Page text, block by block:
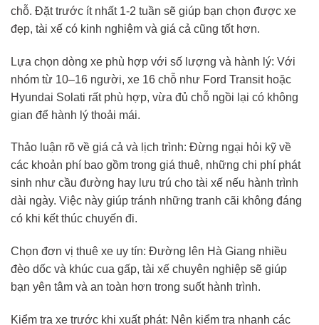
chỗ. Đặt trước ít nhất 1-2 tuần sẽ giúp bạn chọn được xe
đẹp, tài xế có kinh nghiệm và giá cả cũng tốt hơn.
Lựa chọn dòng xe phù hợp với số lượng và hành lý: Với
nhóm từ 10–16 người, xe 16 chỗ như Ford Transit hoặc
Hyundai Solati rất phù hợp, vừa đủ chỗ ngồi lại có không
gian để hành lý thoải mái.
Thảo luận rõ về giá cả và lịch trình: Đừng ngại hỏi kỹ về
các khoản phí bao gồm trong giá thuê, những chi phí phát
sinh như cầu đường hay lưu trú cho tài xế nếu hành trình
dài ngày. Việc này giúp tránh những tranh cãi không đáng
có khi kết thúc chuyến đi.
Chọn đơn vị thuê xe uy tín: Đường lên Hà Giang nhiều
đèo dốc và khúc cua gấp, tài xế chuyên nghiệp sẽ giúp
bạn yên tâm và an toàn hơn trong suốt hành trình.
Kiểm tra xe trước khi xuất phát: Nên kiểm tra nhanh các